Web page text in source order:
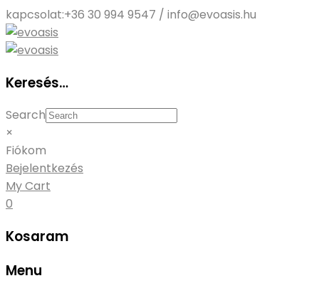
kapcsolat:+36 30 994 9547 / info@evoasis.hu
Keresés…
Search
×
Fiókom
Bejelentkezés
My Cart
0
Kosaram
Menu